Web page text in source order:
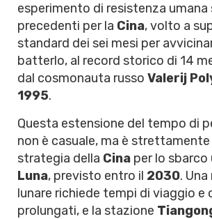
esperimento di resistenza umana
precedenti per la Cina, volto a
standard dei sei mesi per
batterlo, al record storico di 14
dal cosmonauta russo Valerij
1995.
Questa estensione del tempo di
non è casuale, ma è
strategia della Cina per lo sbarco
Luna, previsto entro il 2030.
lunare richiede tempi di viaggio e
prolungati, e la stazione